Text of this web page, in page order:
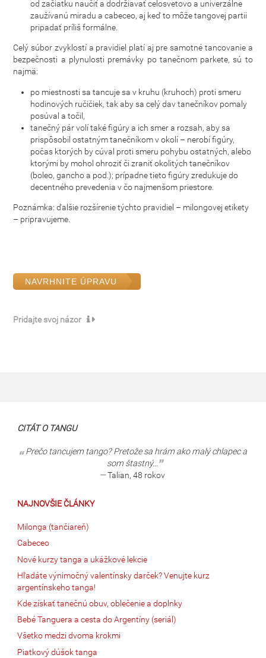
od začiatku naučiť a dodržiavať celosvetovo a univerzálne
zaužívanú miradu a cabeceo, aj keď to môže tangovej partii
pripadať príliš formálne.
Celý súbor zvyklostí a pravidiel platí aj pre samotné tancovanie a
bezpečnosti a plynulosti premávky po tanečnom parkete, sú to
najmä:
po miestnosti sa tancuje sa v kruhu (kruhoch) proti smeru
hodinových ručičiek, tak aby sa celý dav tanečníkov pomaly
posúval a točil,
tanečný pár volí také figúry a ich smer a rozsah, aby sa
prispôsobil ostatným tanečníkom v okolí – nerobí figúry,
počas ktorých by cúval proti smeru pohybu ostatných, alebo
ktorými by mohol ohroziť či zraniť okolitých tanečníkov
(boleo, gancho a pod.); prípadne tieto figúry zredukuje do
decentného prevedenia v čo najmenšom priestore.
Poznámka: ďalšie rozšírenie týchto pravidiel – milongovej etikety
– pripravujeme.
NAVRHNITE ÚPRAVU
Pridajte svoj názor
CITÁT O TANGU
Prečo tancujem tango? Pretože sa hrám ako malý chlapec a
som štastný…
—Talian, 48 rokov
NAJNOVŠIE ČLÁNKY
Milonga (tančiareň)
Cabeceo
Nové kurzy tanga a ukážkové lekcie
Hľadáte výnimočný valentínsky darček? Venujte kurz
argentínskeho tanga!
Kde získať tanečnú obuv, oblečenie a doplnky
Bebé Tanguera a cesta do Argentíny (seriál)
Všetko medzi dvoma krokmi
Piatkový dúšok tanga